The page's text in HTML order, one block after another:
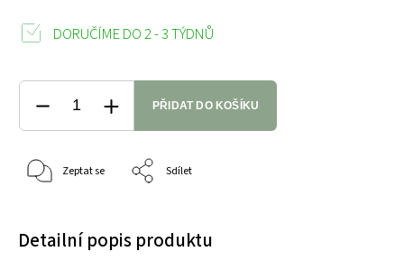
DORUČÍME DO 2 - 3 TÝDNŮ
PŘIDAT DO KOŠÍKU
Zeptat se Sdílet
Detailní popis produktu